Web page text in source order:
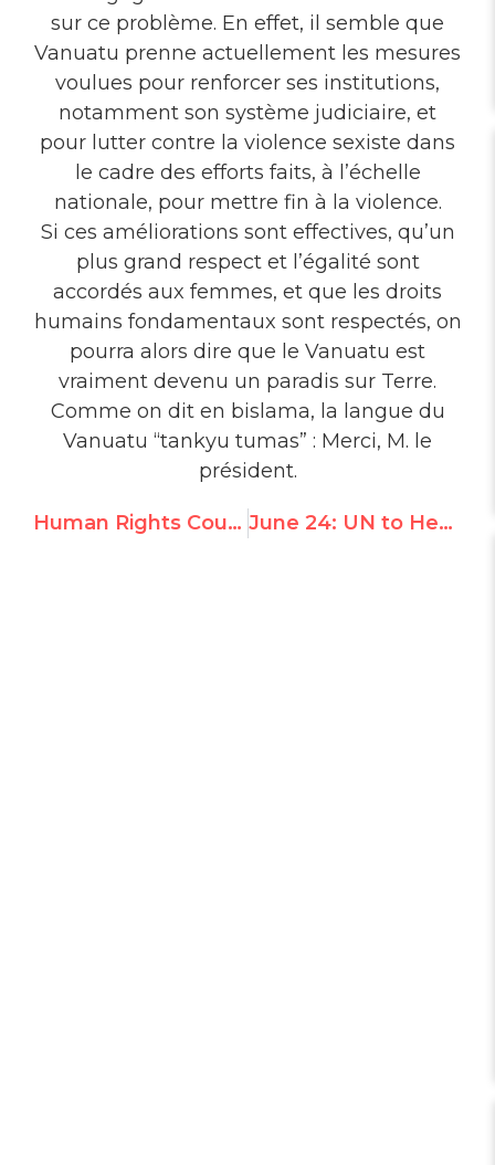
sur ce problème. En effet, il semble que
Vanuatu prenne actuellement les mesures
voulues pour renforcer ses institutions,
notamment son système judiciaire, et
pour lutter contre la violence sexiste dans
le cadre des efforts faits, à l’échelle
nationale, pour mettre fin à la violence.
Si ces améliorations sont effectives, qu’un
plus grand respect et l’égalité sont
accordés aux femmes, et que les droits
humains fondamentaux sont respectés, on
pourra alors dire que le Vanuatu est
vraiment devenu un paradis sur Terre.
Comme on dit en bislama, la langue du
Vanuatu “tankyu tumas” : Merci, M. le
président.
Human Rights Council should reject report on Vietnam June 24: UN to Hear Appeal from Mother of Kidnapped Israeli-American Teenager Naftali Frankel